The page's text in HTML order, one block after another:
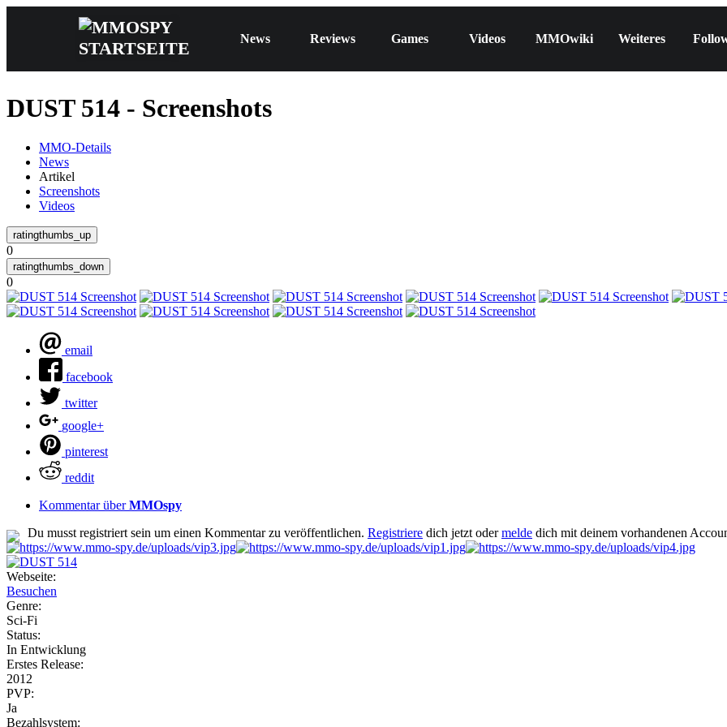
News Reviews Games Videos MMOwiki Weiteres
DUST 514 - Screenshots
MMO-Details
News
Artikel
Screenshots
Videos
0
0
email
facebook
twitter
google+
pinterest
reddit
Kommentar überMMOspy
Du musst registriert sein um einen Kommentar zu veröffentlichen. Registriere dich jetzt odermelde dich mit deinem vorhandenen
Webseite:
Besuchen
Genre:
Sci-Fi
Status:
In Entwicklung
Erstes Release:
2012
PVP:
Ja
Bezahlsystem: